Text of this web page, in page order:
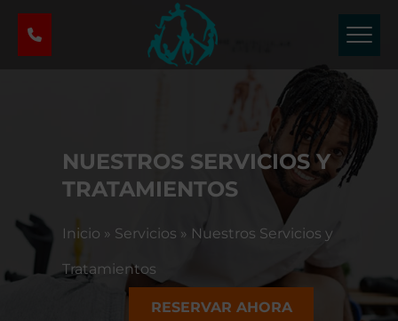
e
n
e
T
r
p
i
a
NUESTROS SERVICIOS Y
TRATAMIENTOS
Inicio » Servicios » Nuestros Servicios y
Tratamientos
RESERVAR AHORA